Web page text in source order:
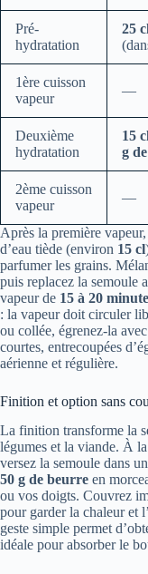
Pré-
hydratation
25
1ère cuisson
vapeur
—
Deuxième
hydratation
15
g
2ème cuisson
vapeur
—
Après la première
d’eau tiède (environ 15 cl
parfumer les grains.
puis replacez la semoule
vapeur de 15 à 20
: la vapeur doit circuler
ou collée, égrenez-la
courtes, entrecoupées
aérienne et régulière.
Finition et option sans
La finition transforme la
légumes et la viande. À
versez la semoule dans
50 g de beurre en
ou vos doigts. Couvrez
pour garder la chaleur et
geste simple permet
idéale pour absorber le